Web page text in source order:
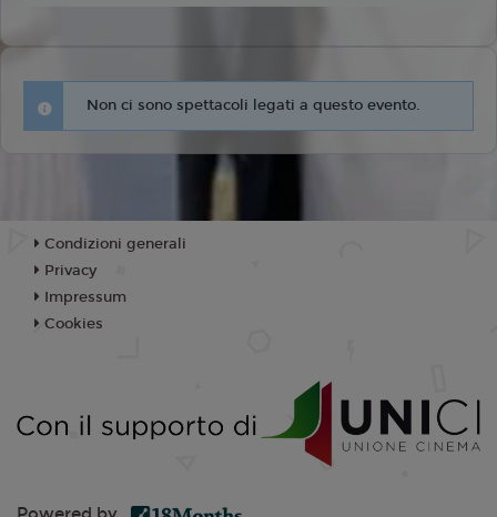
Non ci sono spettacoli legati a questo evento.
Condizioni generali
Privacy
Impressum
Cookies